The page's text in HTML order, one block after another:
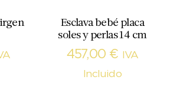
Esclava bebé placa
soles y perlas 14 cm
457,00 €
IVA
Incluido